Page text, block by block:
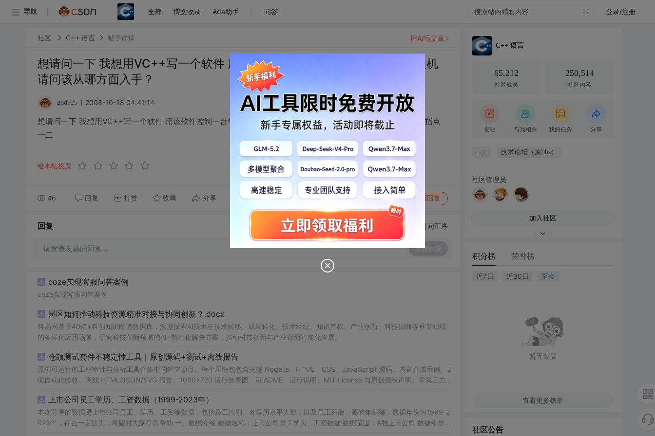
导航 全部 博文收录 Ada助手 问答 登录/注册
社区 C++ 语言 帖子详情
想请问一下 我想用VC++写一个软件 用该软件控制一台华为或者烽火的交换机
请问该从哪方面入手？
god925 2008-10-28 04:41:14
想请问一下 我想用VC++写一个软件 用该软件控制一台华为或者烽火的交换机 请问该从哪方面入手？请各位高手指点
一二
给本帖投票
46 回复 打赏 收藏 分享 转发到动态 举报 写回复
用AI写文章
回复 切换为时间正序
请发表友善的回复… 发表回复
coze实现客服问答案例
coze实现客服问答案例
园区如何推动科技资源精准对接与协同创新？.docx
科易网基于40亿+科创知识图谱数据库，深度探索AI技术在技术转移、成果转化、技术经纪、知识产权、产业创新、科技招商等垂直领域
的多样化应用场景，研究科技创新领域的AI+数智化解决方案，推动科技创新与产业创新智能化发展。
仓颉测试套件不稳定性工具｜原创源码+测试+离线报告
原创可运行的工程审计与分析工具合集中的独立项目。每个压缩包包含完整 Node.js、HTML、CSS、JavaScript 源码，内置合成示例、3
项自动化验收、离线 HTML/JSON/SVG 报告、1080×720 运行效果图、README、运行说明、MIT License 与原创授权声明。零第三方
示与二次开发。运行方法：Node.js 18+ 下执行 npm test 与 npm run report，或启动静态服务器打开 index.html。
上市公司员工学历、工资数据（1999-2023年）
本次分享的数据是上市公司员工、学历、工资等数据，包括员工性别、各学历水平人数，以及员工薪酬、高管年薪等，数据年份为1999-2
023年，存在一定缺失，希望对大家有所帮助 一、数据介绍 数据名称：上市公司员工学历、工资数据 数据范围：A股上市公司 数据年份：
C++ 语言
65,212
社区成员
250,514
社区内容
发帖 与我相关 我的任务 分享
c++ 技术论坛（原bbs）
社区管理员
加入社区
积分榜 荣誉榜
近7日 近30日 至今
暂无数据
查看更多榜单
社区公告